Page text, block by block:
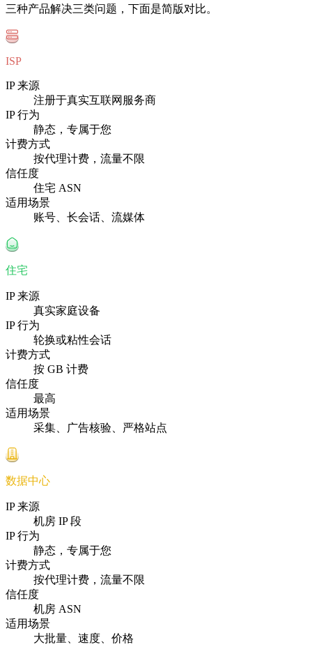
三种产品解决三类问题，下面是简版对比。
ISP
IP 来源
注册于真实互联网服务商
IP 行为
静态，专属于您
计费方式
按代理计费，流量不限
信任度
住宅 ASN
适用场景
账号、长会话、流媒体
住宅
IP 来源
真实家庭设备
IP 行为
轮换或粘性会话
计费方式
按 GB 计费
信任度
最高
适用场景
采集、广告核验、严格站点
数据中心
IP 来源
机房 IP 段
IP 行为
静态，专属于您
计费方式
按代理计费，流量不限
信任度
机房 ASN
适用场景
大批量、速度、价格